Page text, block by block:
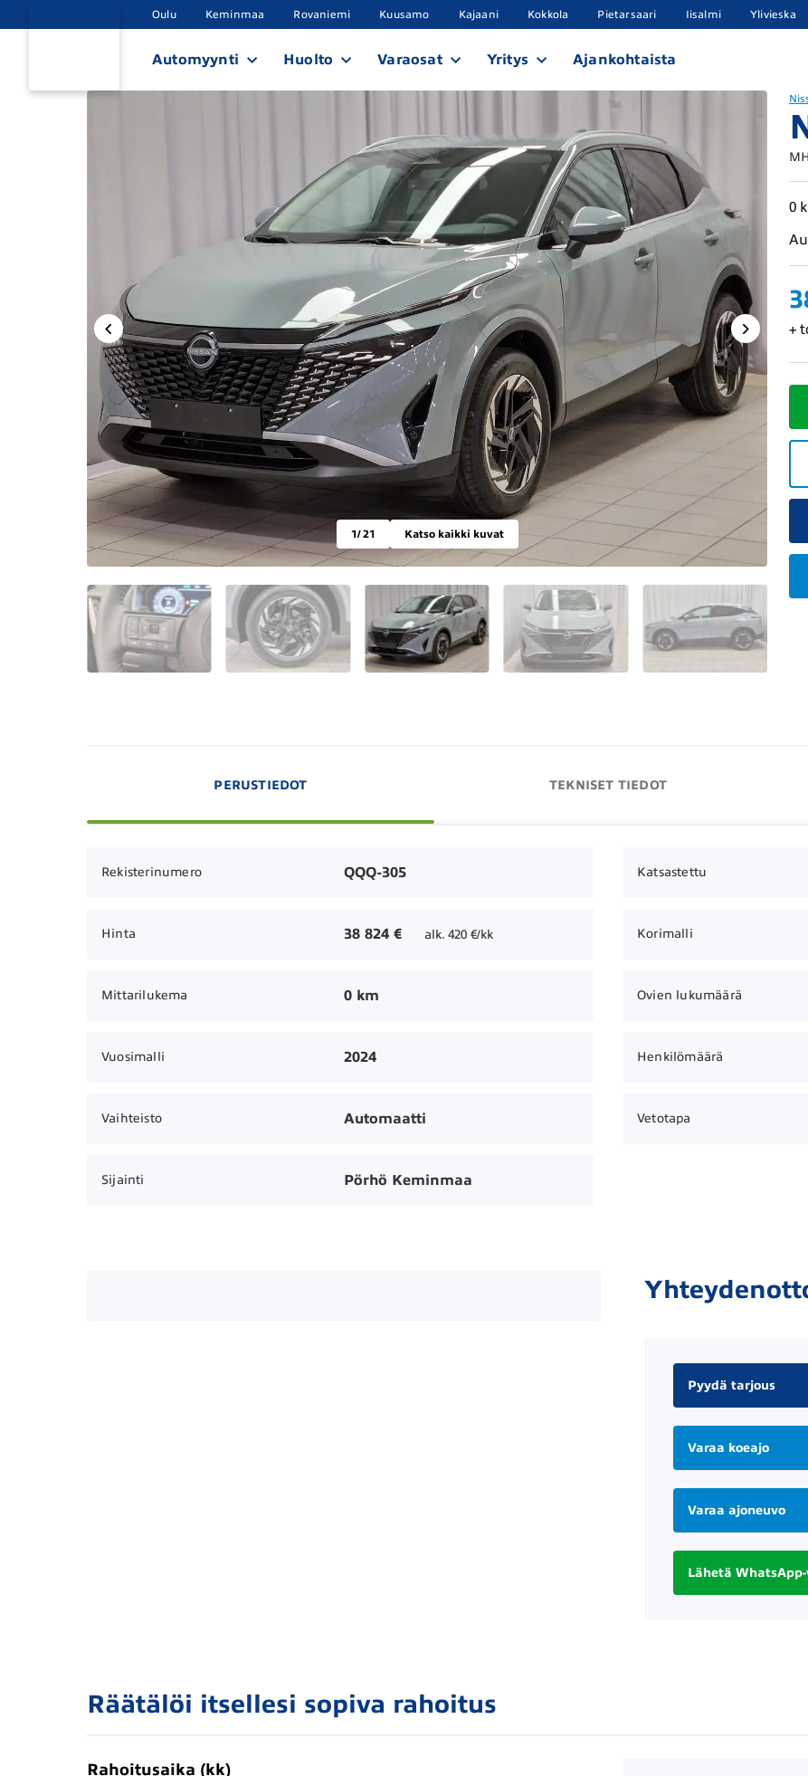
Oulu Keminmaa Rovaniemi Kuusamo Kajaani Kokkola Pietarsaari Iisalmi Ylivieska
Automyynti Huolto Varaosat Yritys Ajankohtaista
1/ 21 Katso kaikki kuvat
0
+
PERUSTIEDOT TEKNISET TIEDOT
Rekisterinumero QQQ-305 Katsastettu
Hinta 38 824 € alk. 420 €/kk Korimalli
Mittarilukema 0 km Ovien lukumäärä
Vuosimalli 2024 Henkilömäärä
Vaihteisto Automaatti Vetotapa
Sijainti Pörhö Keminmaa
Pyydä tarjous
Varaa koeajo
Varaa ajoneuvo
Lähetä
Räätälöi itsellesi sopiva rahoitus
Rahoitusaika (kk)